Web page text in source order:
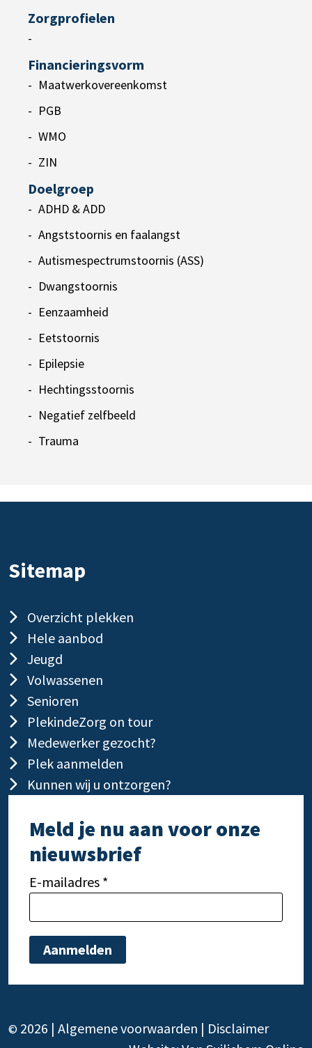
Zorgprofielen
-
Financieringsvorm
Maatwerkovereenkomst
PGB
WMO
ZIN
Doelgroep
ADHD & ADD
Angststoornis en faalangst
Autismespectrumstoornis (ASS)
Dwangstoornis
Eenzaamheid
Eetstoornis
Epilepsie
Hechtingsstoornis
Negatief zelfbeeld
Trauma
Sitemap
Overzicht plekken
Hele aanbod
Jeugd
Volwassenen
Senioren
PlekindeZorg on tour
Medewerker gezocht?
Plek aanmelden
Kunnen wij u ontzorgen?
Meld je nu aan voor onze
nieuwsbrief
E-mailadres *
© 2026 | Algemene voorwaarden | Disclaimer